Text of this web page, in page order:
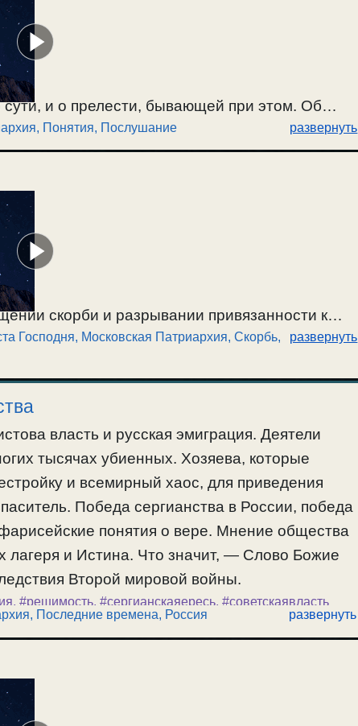
Новомученики отвергли сергианство
а кто нет. / 19.04.2015г.
сути, и о прелести, бывающей при этом. Об
лжедобродетелями и страстями.
душевнобольными. (40:25) Под видом
(46:28) Милосердие и
, Понятия, Послушание развернуть
скорби и разрывании привязанности к
законном пути. О выдавании страстей за
невозможности покаяния в ней. О
Господня, Московская Патриархия, Скорбь,
развернуть
власть и русская эмиграция. Деятели
тысячах убиенных. Хозяева, которые
и всемирный хаос, для приведения
Победа сергианства в России, победа
понятия о вере. Мнение общества
лагеря и Истина. Что значит, — Слово Божие
Второй мировой войны.
, #решимость, #сергианскаяересь, #советскаявласть
, Последние времена, Россия развернуть